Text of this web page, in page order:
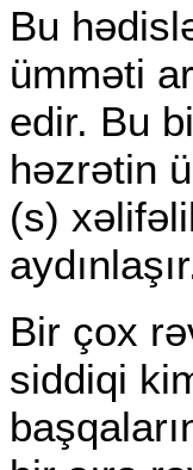
Bu
ümməti
edir. Bu
həzrətin
(s)
Bir çox
siddiqi